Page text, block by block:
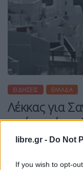
libre.gr - Do Not
If you wish to opt-
ΕΙΔΉΣΕΙΣ ΕΛΛΆΔΑ
Λέκκας για
σε ένα μήνα-